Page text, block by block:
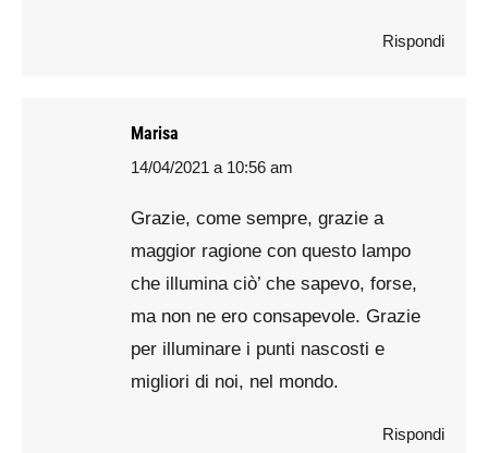
Rispondi
Marisa
says:
14/04/2021 a 10:56 am
Grazie, come sempre, grazie a
maggior ragione con questo lampo
che illumina ciò’ che sapevo, forse,
ma non ne ero consapevole. Grazie
per illuminare i punti nascosti e
migliori di noi, nel mondo.
Rispondi